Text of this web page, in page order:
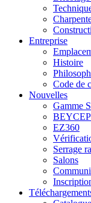
Entreprise
Histoire
Code de
Nouvelles
Gamme
EZ360
Serrage
Salons